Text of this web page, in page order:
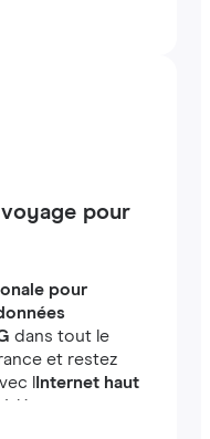
pour
pour
dans tout le
et restez
l
Internet haut
létranger, que